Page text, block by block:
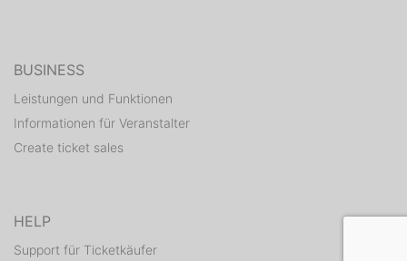
BUSINESS
Leistungen und Funktionen
Informationen für Veranstalter
Create ticket sales
HELP
Support für Ticketkäufer